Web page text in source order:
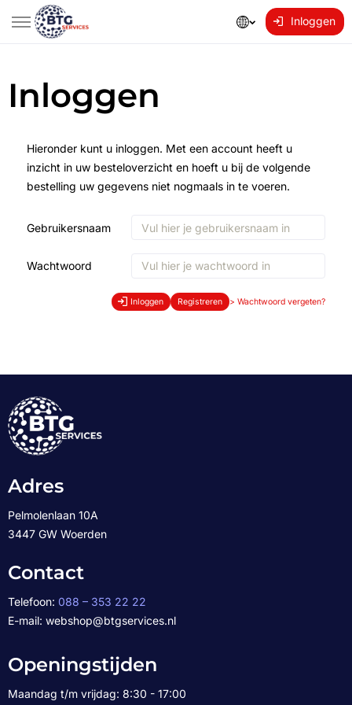
Inloggen
Inloggen
Hieronder kunt u inloggen. Met een account heeft u
inzicht in uw besteloverzicht en hoeft u bij de volgende
bestelling uw gegevens niet nogmaals in te voeren.
Gebruikersnaam
Wachtwoord
Inloggen Registreren > Wachtwoord vergeten?
Adres
Pelmolenlaan 10A
3447 GW Woerden
Contact
Telefoon: 088 – 353 22 22
E-mail: webshop@btgservices.nl
Openingstijden
Maandag t/m vrijdag: 8:30 - 17:00